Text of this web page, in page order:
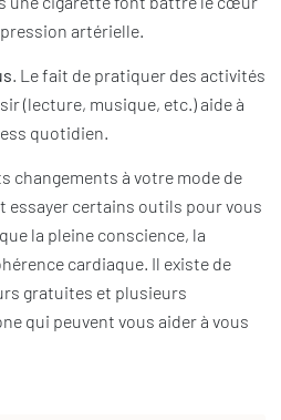
artérielle.
. Le fait de pratiquer des activités
(lecture, musique, etc.) aide à
quotidien.
changements à votre mode de
essayer certains outils pour vous
la pleine conscience, la
cardiaque. Il existe de
gratuites et plusieurs
qui peuvent vous aider à vous